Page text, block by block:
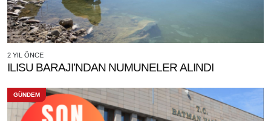
2 YIL ÖNCE
ILISU BARAJI’NDAN NUMUNELER ALINDI
GÜNDEM